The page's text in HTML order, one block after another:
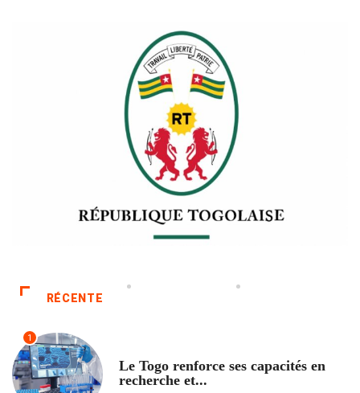
RÉCENTE
1
Le Togo renforce ses capacités en
recherche et...